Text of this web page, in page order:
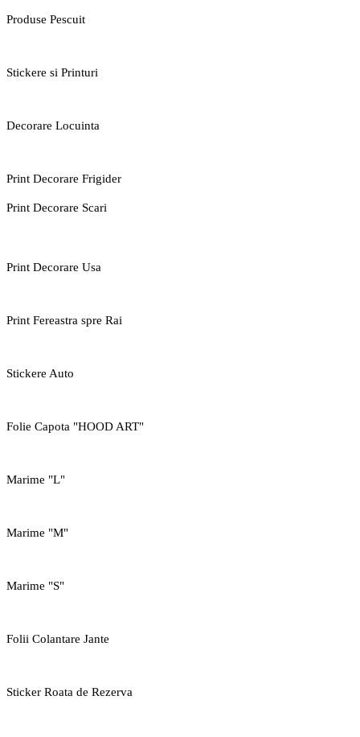
Produse Pescuit
Stickere si Printuri
Decorare Locuinta
Print Decorare Frigider
Print Decorare Scari
Print Decorare Usa
Print Fereastra spre Rai
Stickere Auto
Folie Capota "HOOD ART"
Marime "L"
Marime "M"
Marime "S"
Folii Colantare Jante
Sticker Roata de Rezerva